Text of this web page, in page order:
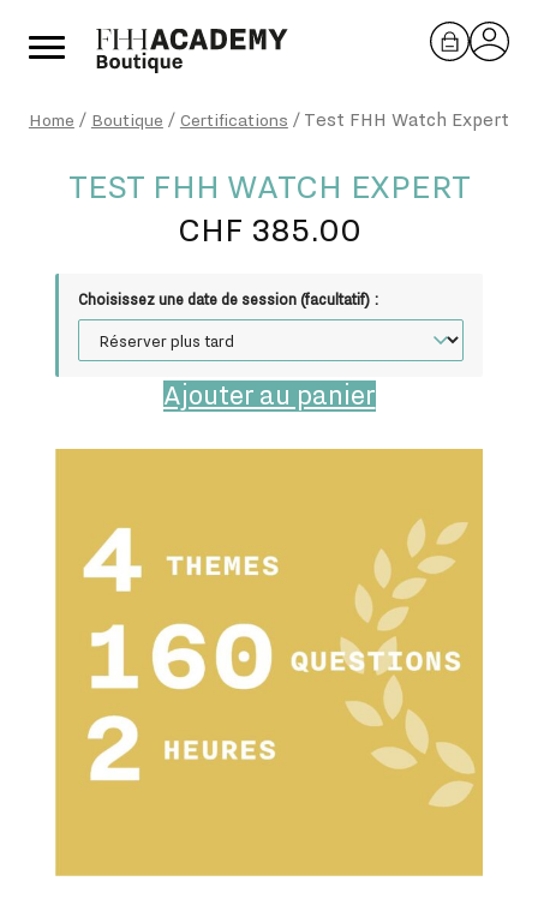
contenu
Home / Boutique / Certifications / Test FHH Watch Expert
TEST FHH WATCH EXPERT
CHF 385.00
Choisissez une date de session (facultatif) :
Ajouter au panier